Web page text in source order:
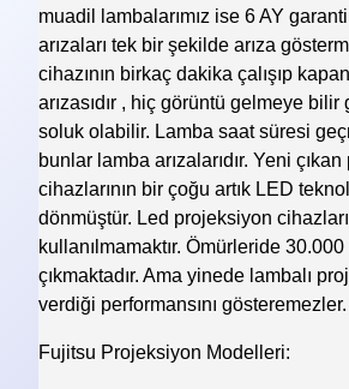
muadil lambalarımız ise 6 AY
arızaları tek bir şekilde arıza
cihazının birkaç dakika çalışıp
arızasıdır , hiç görüntü gelmeye
soluk olabilir. Lamba saat süresi
bunlar lamba arızalarıdır. Yeni
cihazlarının bir çoğu artık LED
dönmüştür. Led projeksiyon
kullanılmamaktır. Ömürleride
çıkmaktadır. Ama yinede lambalı
verdiği performansını gösteremezler.
Fujitsu Projeksiyon Modelleri: